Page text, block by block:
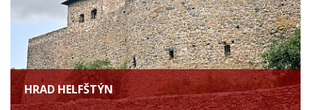
HRAD HELFŠTÝN